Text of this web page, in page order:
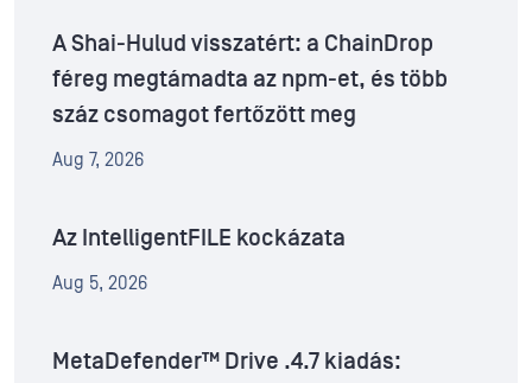
A Shai-Hulud visszatért: a ChainDrop
féreg megtámadta az npm-et, és több
száz csomagot fertőzött meg
Aug 7, 2026
Az IntelligentFILE kockázata
Aug 5, 2026
MetaDefender™ Drive .4.7 kiadás: